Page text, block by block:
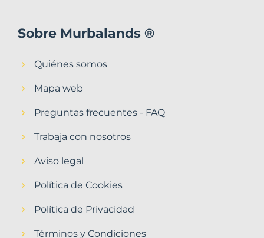
Sobre Murbalands ®
Quiénes somos
Mapa web
Preguntas frecuentes - FAQ
Trabaja con nosotros
Aviso legal
Política de Cookies
Política de Privacidad
Términos y Condiciones